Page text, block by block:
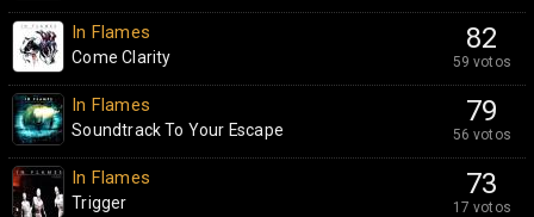
82
59 votos
In Flames
Come Clarity
79
56 votos
In Flames
Soundtrack To Your Escape
73
17 votos
In Flames
Trigger